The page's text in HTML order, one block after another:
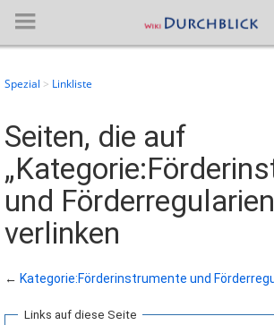
Hauptseite
Artikel von A-Z
Spezial Linkliste
Seiten, die auf
und
verlinken
← Kategorie:Förderinstrumente und
Links auf diese Seite